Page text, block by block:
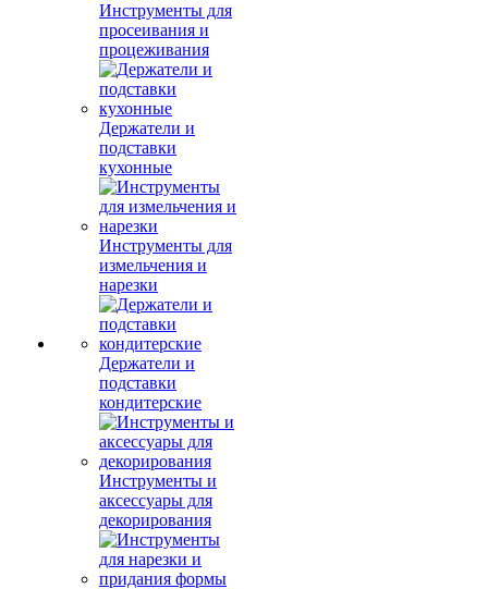
Инструменты для
просеивания и
процеживания
Держатели и
подставки
кухонные
Инструменты для
измельчения и
нарезки
Держатели и
подставки
кондитерские
Инструменты и
аксессуары для
декорирования